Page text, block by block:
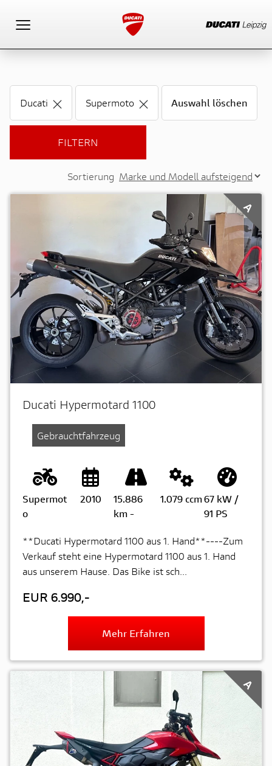
Ducati Supermoto Auswahl löschen
FILTERN
Sortierung
Ducati Hypermotard 1100
Gebrauchtfahrzeug
Supermot
o
2010
15.886
km -
1.079 ccm67 kW /
91 PS
**Ducati Hypermotard 1100 aus 1. Hand**----Zum
Verkauf steht eine Hypermotard 1100 aus 1. Hand
aus unserem Hause. Das Bike ist sch...
EUR 6.990,-
Mehr Erfahren
A
A